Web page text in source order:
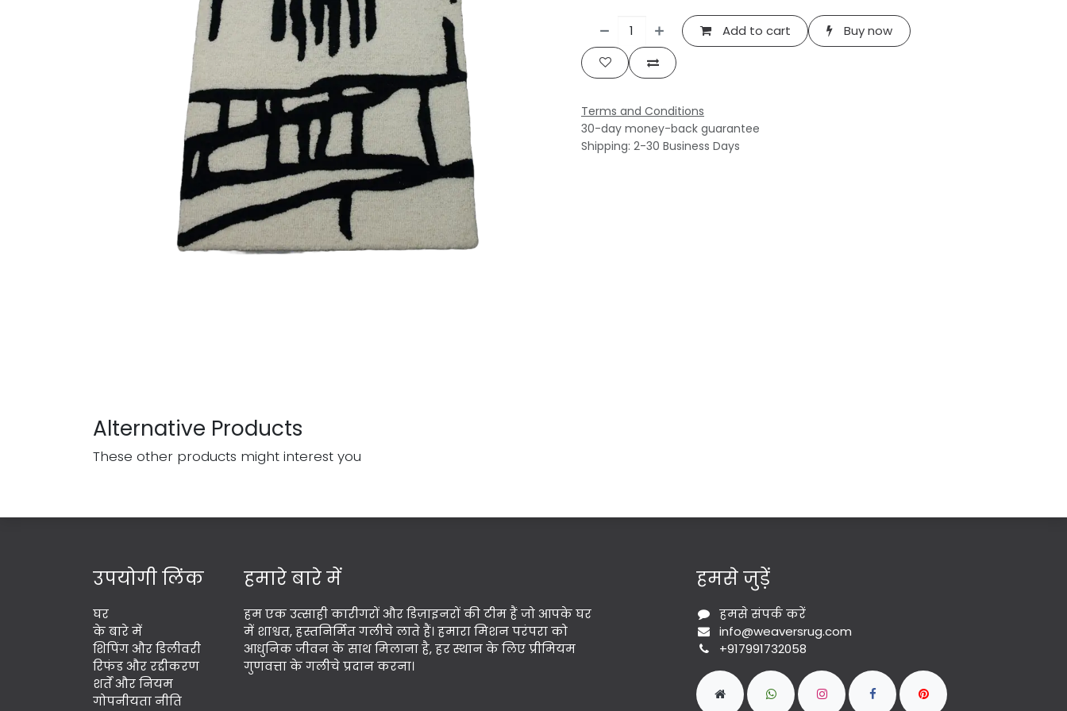
Add to cart Buy now
Terms and Conditions
30-day money-back guarantee
Shipping: 2-30 Business Days
Alternative Products
These other products might interest you
उपयोगी लिंक
घर
के बारे में
शिपिंग और डिलीवरी
रिफंड और रद्दीकरण
शर्तें और नियम
गोपनीयता नीति
हमारे बारे में
हम एक उत्साही कारीगरों और डिज़ाइनरों की टीम हैं जो आपके घर
में शाश्वत, हस्तनिर्मित गलीचे लाते हैं। हमारा मिशन परंपरा को
आधुनिक जीवन के साथ मिलाना है, हर स्थान के लिए प्रीमियम
गुणवत्ता के गलीचे प्रदान करना।
हमसे जुड़ें
हमसे संपर्क करें
info@weaversrug.com
+917991732058